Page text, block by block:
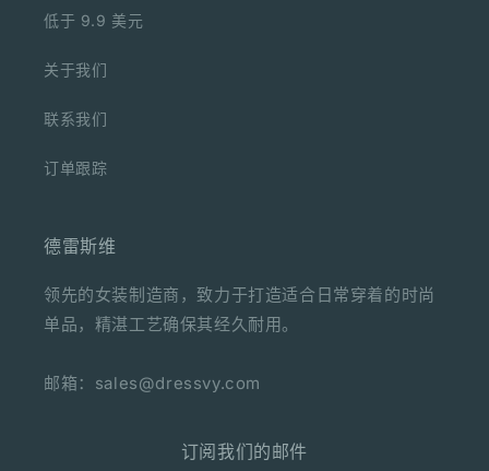
低于 9.9 美元
关于我们
联系我们
订单跟踪
德雷斯维
领先的女装制造商，致力于打造适合日常穿着的时尚
单品，精湛工艺确保其经久耐用。
邮箱：sales@dressvy.com
订阅我们的邮件